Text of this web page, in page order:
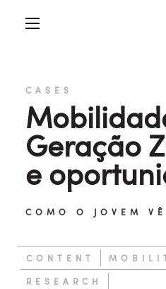
CASES
Geração
e
COMO O JOVEM
CONTENT
RESEARCH